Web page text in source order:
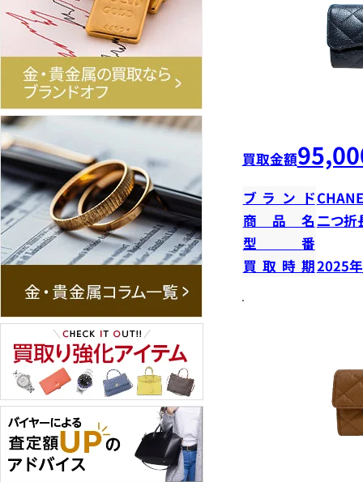
買取金額
ブランド
商品名二つ折
型番
買取時期2025